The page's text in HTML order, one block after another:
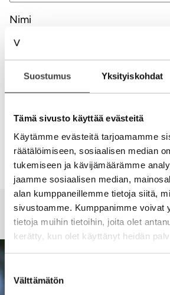
Suostumus Yksityiskohdat
Tämä sivusto käyttää evästeitä
Käytämme evästeitä tarjoamamme
räätälöimiseen, sosiaalisen median
tukemiseen ja kävijämäärämme
jaamme sosiaalisen median,
alan kumppaneillemme tietoja siitä,
sivustoamme. Kumppanimme voivat
tietoja muihin tietoihin, joita olet
kerätty, kun olet käyttänyt heidän
valinta
Välttämätön
Nimi
Sähköpostiosoite
Alternative:
Lue lisää
TOTUUSTULEVAISUUS
HAASTATTELU